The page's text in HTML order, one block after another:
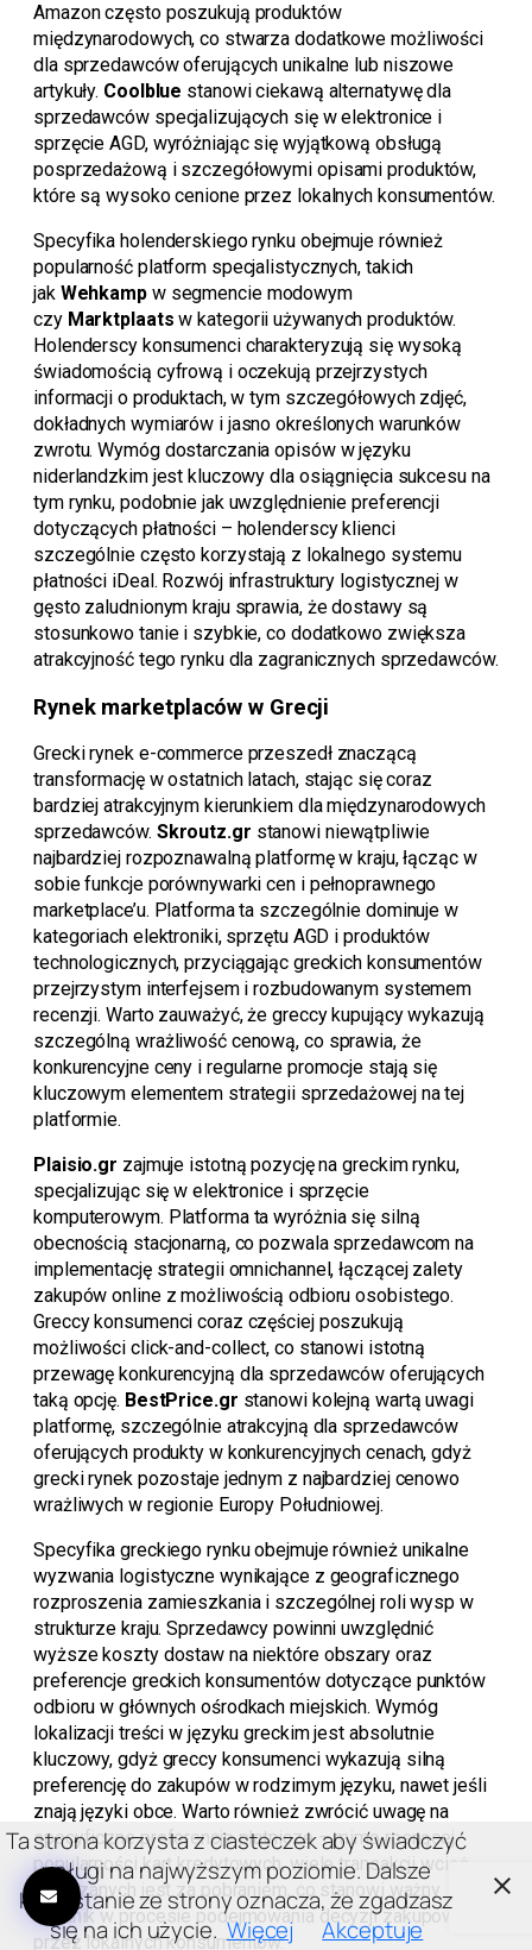
Amazon często poszukują produktów
międzynarodowych, co stwarza dodatkowe możliwości
dla sprzedawców oferujących unikalne lub niszowe
artykuły. Coolblue stanowi ciekawą alternatywę dla
sprzedawców specjalizujących się w elektronice i
sprzęcie AGD, wyróżniając się wyjątkową obsługą
posprzedażową i szczegółowymi opisami produktów,
które są wysoko cenione przez lokalnych konsumentów.
Specyfika holenderskiego rynku obejmuje również
popularność platform specjalistycznych, takich
jak Wehkampw segmencie modowym
czy Marktplaats w kategorii używanych produktów.
Holenderscy konsumenci charakteryzują się wysoką
świadomością cyfrową i oczekują przejrzystych
informacji o produktach, w tym szczegółowych zdjęć,
dokładnych wymiarów i jasno określonych warunków
zwrotu. Wymóg dostarczania opisów w języku
niderlandzkim jest kluczowy dla osiągnięcia sukcesu na
tym rynku, podobnie jak uwzględnienie preferencji
dotyczących płatności – holenderscy klienci
szczególnie często korzystają z lokalnego systemu
płatności iDeal. Rozwój infrastruktury logistycznej w
gęsto zaludnionym kraju sprawia, że dostawy są
stosunkowo tanie i szybkie, co dodatkowo zwiększa
atrakcyjność tego rynku dla zagranicznych sprzedawców.
Rynek marketplaców w Grecji
Grecki rynek e-commerce przeszedł znaczącą
transformację w ostatnich latach, stając się coraz
bardziej atrakcyjnym kierunkiem dla międzynarodowych
sprzedawców. Skroutz.gr stanowi niewątpliwie
najbardziej rozpoznawalną platformę w kraju, łącząc w
sobie funkcje porównywarki cen i pełnoprawnego
marketplace’u. Platforma ta szczególnie dominuje w
kategoriach elektroniki, sprzętu AGD i produktów
technologicznych, przyciągając greckich konsumentów
przejrzystym interfejsem i rozbudowanym systemem
recenzji. Warto zauważyć, że greccy kupujący wykazują
szczególną wrażliwość cenową, co sprawia, że
konkurencyjne ceny i regularne promocje stają się
kluczowym elementem strategii sprzedażowej na tej
platformie.
Plaisio.gr zajmuje istotną pozycję na greckim rynku,
specjalizując się w elektronice i sprzęcie
komputerowym. Platforma ta wyróżnia się silną
obecnością stacjonarną, co pozwala sprzedawcom na
implementację strategii omnichannel, łączącej zalety
zakupów online z możliwością odbioru osobistego.
Greccy konsumenci coraz częściej poszukują
możliwości click-and-collect, co stanowi istotną
przewagę konkurencyjną dla sprzedawców oferujących
taką opcję. BestPrice.gr stanowi kolejną wartą uwagi
platformę, szczególnie atrakcyjną dla sprzedawców
oferujących produkty w konkurencyjnych cenach, gdyż
grecki rynek pozostaje jednym z najbardziej cenowo
wrażliwych w regionie Europy Południowej.
Specyfika greckiego rynku obejmuje również unikalne
wyzwania logistyczne wynikające z geograficznego
rozproszenia zamieszkania i szczególnej roli wysp w
strukturze kraju. Sprzedawcy powinni uwzględnić
wyższe koszty dostaw na niektóre obszary oraz
preferencje greckich konsumentów dotyczące punktów
odbioru w głównych ośrodkach miejskich. Wymóg
lokalizacji treści w języku greckim jest absolutnie
kluczowy, gdyż greccy konsumenci wykazują silną
preferencję do zakupów w rodzimym języku, nawet jeśli
znają języki obce. Warto również zwrócić uwagę na
specyficzne preferencje płatnicze – mimo rosnącej
popularności kart kredytowych, wiele transakcji wciąż
rozliczanych jest za pobraniem, co stanowi ważny
czynnik w procesie podejmowania decyzji zakupowych
przez lokalnych konsumentów.
Ta strona korzysta z ciasteczek aby świadczyć
usługi na najwyższym poziomie. Dalsze
korzystanie ze strony oznacza, że zgadzasz
się na ich użycie. Więcej Akceptuje